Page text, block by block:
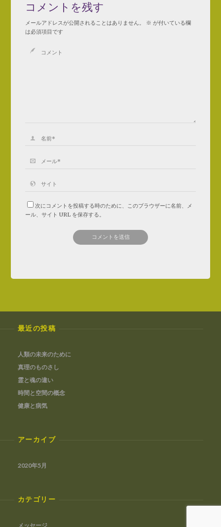
コメントを残す
メールアドレスが公開されることはありません。 ※ が付いている欄
は必須項目です
次にコメントを投稿する時のために、このブラウザーに名前、メ
ール、サイト URL を保存する。
最近の投稿
人類の未来のために
真理のものさし
霊と魂の違い
時間と空間の概念
健康と病気
アーカイブ
2020年5月
カテゴリー
メッセージ